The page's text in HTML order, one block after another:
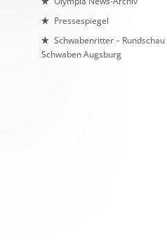
Pressespiegel
Schwabenritter – Rundschau
Schwaben Augsburg